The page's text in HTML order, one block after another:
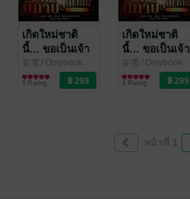
เกิดใหม่ชาติ
นี้… ขอเป็นเจ้า
นิกายมาไลฟ์สด
เล่ม 6
妄雪 / Onlybook
นิยายแฟนตาซี
5 Rating
เกิดใหม่ชาติ
นี้… ขอเป็นเจ้า
นิกายมาไลฟ์สด
เล่ม 5
妄雪 / Onlybook
นิยายแฟนตาซี
4 Rating
หน้าที่ 1